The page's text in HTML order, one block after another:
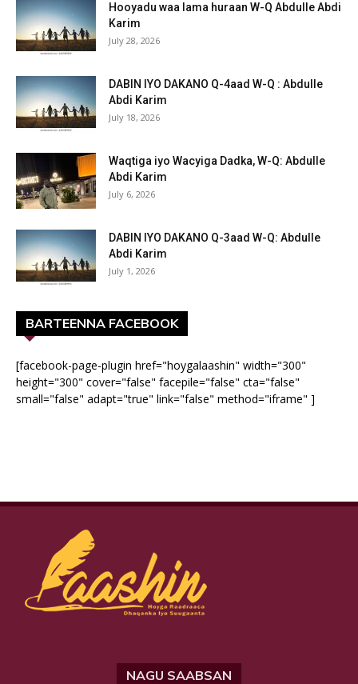
Hooyadu waa lama huraan W-Q Abdulle Abdi
Karim
July 28, 2026
DABIN IYO DAKANO Q-4aad W-Q : Abdulle
Abdi Karim
July 18, 2026
Waqtiga iyo Wacyiga Dadka, W-Q: Abdulle
Abdi Karim
July 6, 2026
DABIN IYO DAKANO Q-3aad W-Q: Abdulle
Abdi Karim
July 1, 2026
BARTEENNA FACEBOOK
[facebook-page-plugin href="hoygalaashin" width="300"
height="300" cover="false" facepile="false" cta="false"
small="false" adapt="true" link="false" method="iframe" ]
NAGU SAABSAN